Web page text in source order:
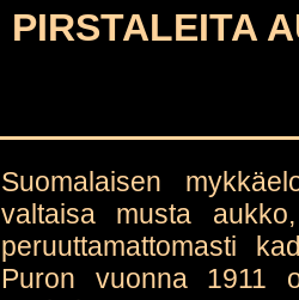
PIRSTALEITA
Suomalaisen
valtaisa musta
peruuttamattomasti
Puron vuonna 1911